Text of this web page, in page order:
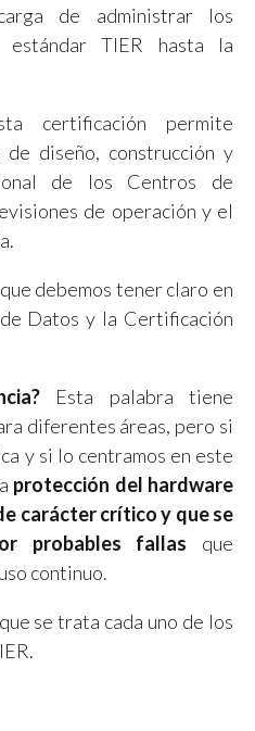
de administrar los
TIER hasta la
certificación permite
diseño, construcción y
de los Centros de
de operación y el
debemos tener claro en
Datos y la Certificación
Esta palabra tiene
diferentes áreas, pero si
y si lo centramos en este
protección del hardware
carácter crítico y que se
probables fallas que
continuo.
se trata cada uno de los